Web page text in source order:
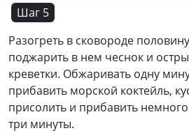
Шаг 5
Разогреть в сковороде
поджарить в нем чеснок и
креветки. Обжаривать одну
прибавить морской коктейль,
присолить и прибавить
три минуты.